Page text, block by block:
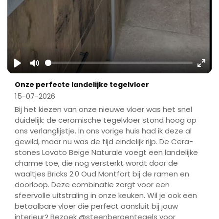
Play Mute
Onze perfecte landelijke tegelvloer
15-07-2026
Bij het kiezen van onze nieuwe vloer was het snel
duidelijk: de ceramische tegelvloer stond hoog op
ons verlanglijstje. In ons vorige huis had ik deze al
gewild, maar nu was de tijd eindelijk rijp. De Cera-
stones Lovato Beige Naturale voegt een landelijke
charme toe, die nog versterkt wordt door de
waaltjes Bricks 2.0 Oud Montfort bij de ramen en
doorloop. Deze combinatie zorgt voor een
sfeervolle uitstraling in onze keuken. Wil je ook een
betaalbare vloer die perfect aansluit bij jouw
interieur? Bezoek @steenbergentegels voor